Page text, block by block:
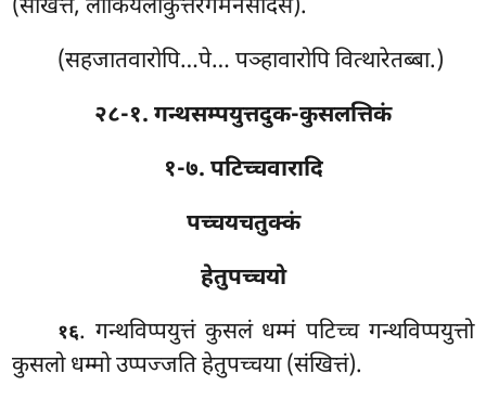
(संखित्तं, लोकियलोकुत्तरगमनसदिसं).
(सहजातवारोपि…पे… पञ्हावारोपि वित्थारेतब्बा.)
२८-१. गन्थसम्पयुत्तदुक-कुसलत्तिकं
१-७. पटिच्चवारादि
पच्चयचतुक्कं
हेतुपच्चयो
१६. गन्थविप्पयुत्तं कुसलं धम्मं पटिच्च गन्थविप्पयुत्तो
कुसलो धम्मो उप्पज्जति हेतुपच्चया (संखित्तं).